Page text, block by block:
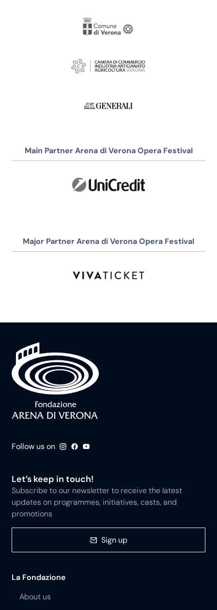
Main Partner Arena di Verona Opera Festival
Major Partner Arena di Verona Opera Festival
Follow us on
Let’s keep in touch!
Subscribe to our newsletter to receive the latest
updates on programmes, initiatives, casts, and
promotions
Sign up
La Fondazione
About us